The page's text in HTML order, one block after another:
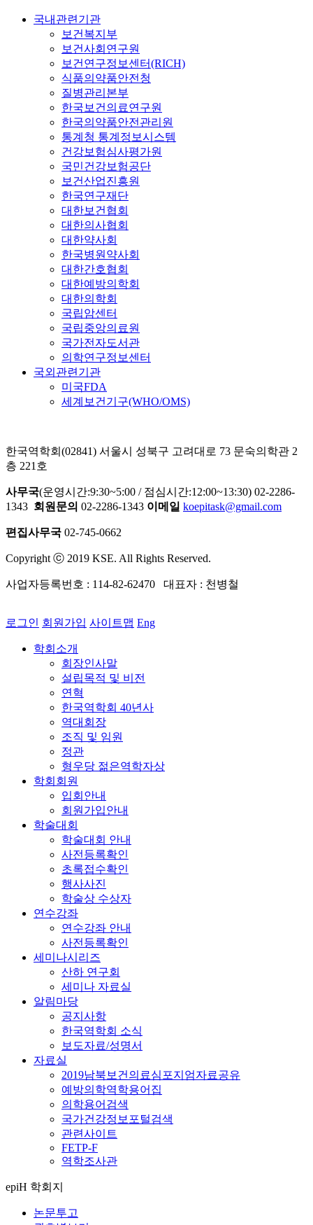
국내관련기관
보건복지부
보건사회연구원
보건연구정보센터(RICH)
식품의약품안전청
질병관리본부
한국보건의료연구원
한국의약품안전관리원
통계청 통계정보시스템
건강보험심사평가원
국민건강보험공단
보건산업진흥원
한국연구재단
대한보건협회
대한의사협회
대한약사회
한국병원약사회
대한간호협회
대한예방의학회
대한의학회
국립암센터
국립중앙의료원
국가전자도서관
의학연구정보센터
국외관련기관
미국FDA
세계보건기구(WHO/OMS)
한국역학회(02841) 서울시 성북구 고려대로 73 문숙의학관 2
층 221호
사무국(운영시간:9:30~5:00 / 점심시간:12:00~13:30) 02-2286-
1343 회원문의 02-2286-1343 이메일 koepitask@gmail.com
편집사무국 02-745-0662
Copyright ⓒ 2019 KSE. All Rights Reserved.
사업자등록번호 : 114-82-62470 대표자 : 천병철
로그인 회원가입 사이트맵 Eng
학회소개
회장인사말
설립목적 및 비전
연혁
한국역학회 40년사
역대회장
조직 및 임원
정관
형우당 젊은역학자상
학회회원
입회안내
회원가입안내
학술대회
학술대회 안내
사전등록확인
초록접수확인
행사사진
학술상 수상자
연수강좌
연수강좌 안내
사전등록확인
세미나시리즈
산하 연구회
세미나 자료실
알림마당
공지사항
한국역학회 소식
보도자료/성명서
자료실
2019남북보건의료심포지엄자료공유
예방의학역학용어집
의학용어검색
국가건강정보포털검색
관련사이트
FETP-F
역학조사관
epiH 학회지
논문투고